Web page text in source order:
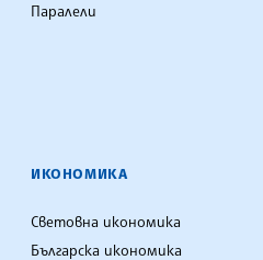
Паралели
ИКОНОМИКА
Световна икономика
Българска икономика